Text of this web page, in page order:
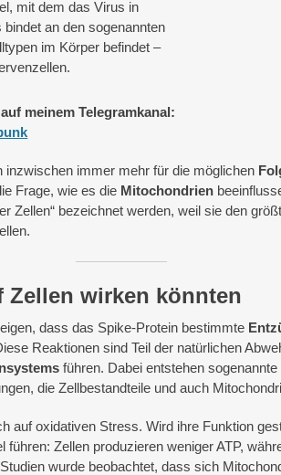
mit dem das Virus in
an den sogenannten
im Körper befindet –
meinem Telegramkanal:
inzwischen immer mehr für die möglichen
Frage, wie es die Mitochondrien
Zellen“ bezeichnet werden, weil sie den
Zellen wirken könnten
dass das Spike-Protein bestimmte
Reaktionen sind Teil der natürlichen
führen. Dabei entstehen sogenannte
die Zellbestandteile und auch
auf oxidativen Stress. Wird ihre Funktion
Zellen produzieren weniger ATP,
wurde beobachtet, dass sich